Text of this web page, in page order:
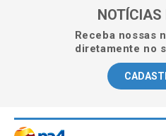
NOTÍCIAS
Receba nossas
diretamente no